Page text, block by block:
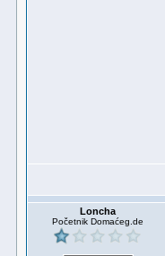
Loncha
Početnik Domaćeg.de